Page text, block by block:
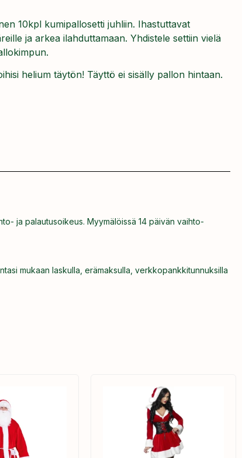
10kpl kumipallosetti juhliin. Ihastuttavat
ja arkea ilahduttamaan. Yhdistele settiin vielä
helium täytön! Täyttö ei sisälly pallon hintaan.
ja palautusoikeus. Myymälöissä 14 päivän vaihto-
mukaan laskulla, erämaksulla, verkkopankkitunnuksilla